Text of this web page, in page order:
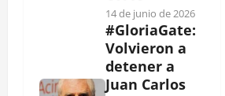
14 de junio de 2026
#GloriaGate:
Volvieron a
detener a
Juan Carlos